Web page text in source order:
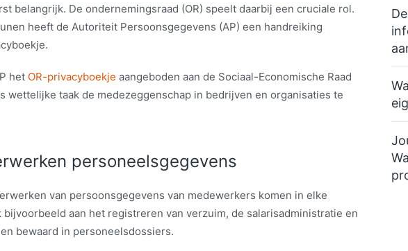
belangrijk. De ondernemingsraad (OR) speelt daarbij een cruciale rol.
heeft de Autoriteit Persoonsgegevens (AP) een handreiking
het OR-privacyboekje aangeboden aan de Sociaal-Economische Raad
wettelijke taak de medezeggenschap in bedrijven en organisaties te
personeelsgegevens
van persoonsgegevens van medewerkers komen in elke
bijvoorbeeld aan het registreren van verzuim, de salarisadministratie en
bewaard in personeelsdossiers.